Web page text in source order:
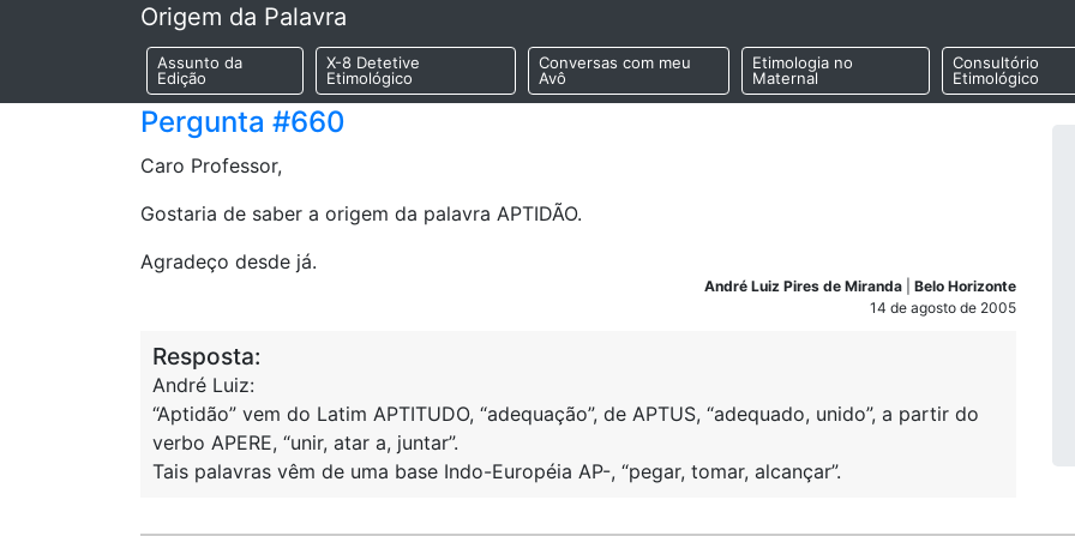
Origem da Palavra
Assunto da
Edição
X-8 Detetive
Etimológico
Conversas com meu
Avô
Etimologia no
Maternal
Consultório
Etimológico
Pergunta #660
Caro Professor,
Gostaria de saber a origem da palavra APTIDÃO.
Agradeço desde já.
André Luiz Pires de Miranda
Belo Horizonte
14 de agosto de 2005
Resposta:
André Luiz:
“Aptidão” vem do Latim APTITUDO, “adequação”, de APTUS, “adequado, unido”, a partir do
verbo APERE, “unir, atar a, juntar”.
Tais palavras vêm de uma base Indo-Européia AP-, “pegar, tomar, alcançar”.